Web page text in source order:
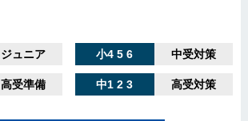
ジュニア 小4 5 6 中受対策
高受準備 中1 2 3 高受対策